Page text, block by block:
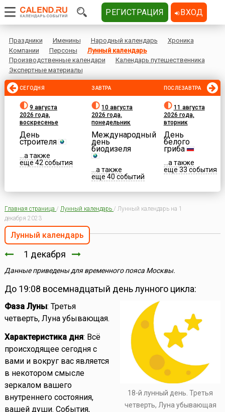
Праздники Именины Народный календарь
Хроника
Компании
Персоны
Лунный календарь
Производственные календари
Календарь путешественника
Экспертные материалы
СЕГОДНЯ
9 августа
2026 года,
воскресенье
День
строителя
...а также
еще 42 события
ЗАВТРА
10 августа
2026 года,
понедельник
Международный
день
биодизеля
...а также
еще 40 событий
ПОСЛЕЗАВТРА
11 августа
2026 года,
вторник
День
белого
гриба
...а также
еще 33 события
Главная страница / Лунный календарь / Лунный календарь на 1
декабря 2023
Лунный календарь
1 декабря
Данные приведены для временного пояса Москвы.
До 19:08 восемнадцатый день лунного цикла:
18-й лунный день. Третья
четверть, Луна убывающая
Фаза Луны: Третья
четверть, Луна убывающая.
Характеристика дня: Всё
происходящее сегодня с
вами и вокруг вас является
в некотором смысле
зеркалом вашего
внутреннего состояния,
вашей души. События,
РЕГИСТРАЦИЯ ВХОД